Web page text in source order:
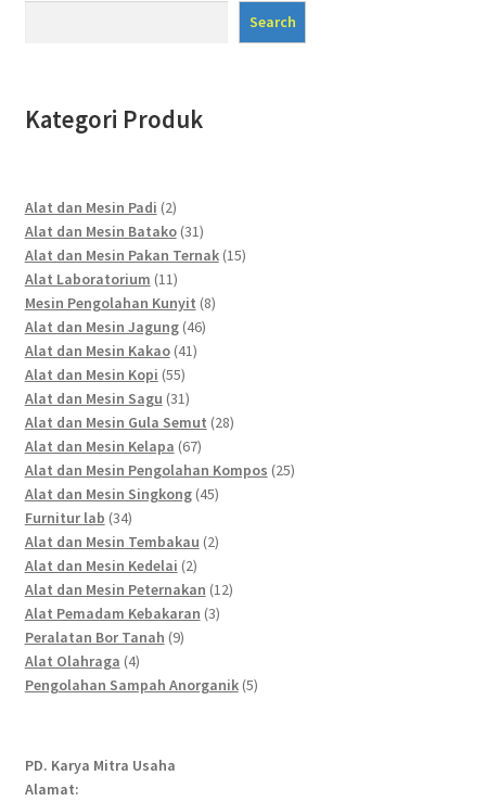
Search
Kategori Produk
Alat dan Mesin Padi 22
products
Alat dan Mesin Batako 3131
products
Alat dan Mesin Pakan Ternak 1515
Alat Laboratorium 1111
products
Mesin Pengolahan Kunyit 88
Alat dan Mesin Jagung 4646
Alat dan Mesin Kakao 4141
Alat dan Mesin Kopi 5555
products
Alat dan Mesin Sagu 3131
products
Alat dan Mesin Gula Semut 2828
Alat dan Mesin Kelapa 6767
products
Alat dan Mesin Pengolahan Kompos 2525
Alat dan Mesin Singkong 4545
Furnitur lab 3434
products
Alat dan Mesin Tembakau 22
Alat dan Mesin Kedelai 22
products
Alat dan Mesin Peternakan 1212
Alat Pemadam Kebakaran 33
Peralatan Bor Tanah 99
Alat Olahraga 44
products
Pengolahan Sampah Anorganik 55
PD. Karya Mitra Usaha
Alamat: